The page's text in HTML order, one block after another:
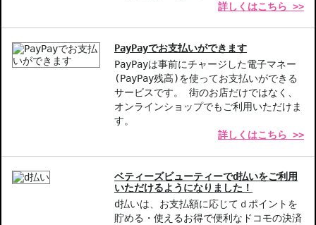
詳しくはこちら >>
PayPayでお支払いができます
PayPayは事前にチャージした電子マネー
(PayPay残高)を使ってお支払いができる
サービスです。 街のお店だけではなく、
オンラインショップでもご利用いただけま
す。
詳しくはこちら >>
ベティーズビューティーでd払いをご利用
いただけるようになりました！
d払いは、お支払額に応じてｄポイントを
貯める・使えるお得で便利なドコモの決済